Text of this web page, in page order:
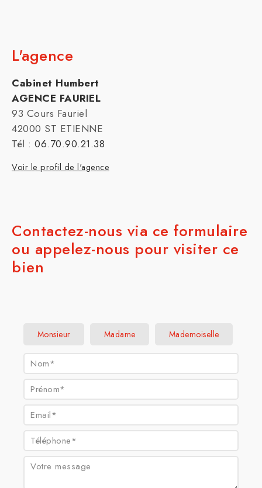
L'agence
Cabinet Humbert
AGENCE FAURIEL
93 Cours Fauriel
42000 ST ETIENNE
Tél : 06.70.90.21.38
Voir le profil de l'agence
Contactez-nous via ce formulaire
ou appelez-nous pour visiter ce
bien
Civilité :
Monsieur Madame Mademoiselle
Nom* :
Prénom* :
Email* :
Téléphone* :
Votre message :